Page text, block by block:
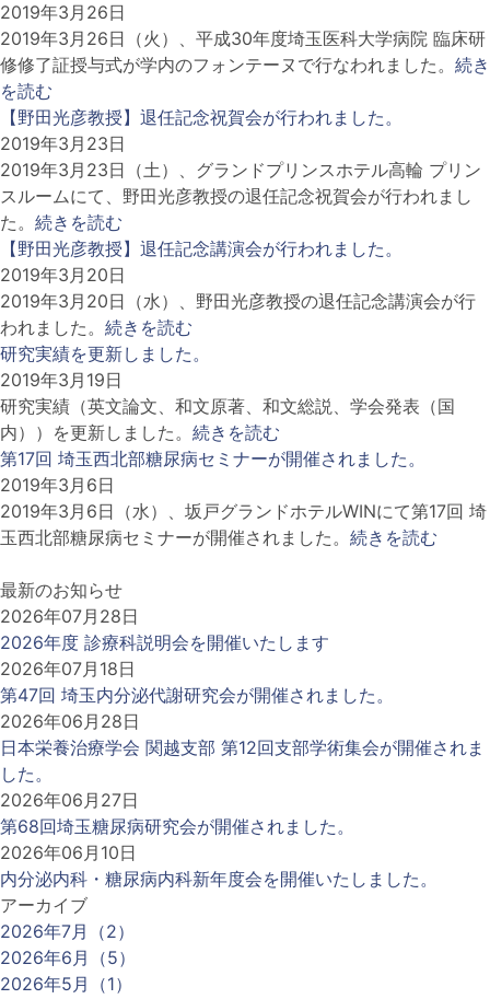
2019年3月26日
2019年3月26日（火）、平成30年度埼玉医科大学病院 臨床研
修修了証授与式が学内のフォンテーヌで行なわれました。 続き
を読む
【野田光彦教授】退任記念祝賀会が行われました。
2019年3月23日
2019年3月23日（土）、グランドプリンスホテル高輪 プリン
スルームにて、野田光彦教授の退任記念祝賀会が行われまし
た。 続きを読む
【野田光彦教授】退任記念講演会が行われました。
2019年3月20日
2019年3月20日（水）、野田光彦教授の退任記念講演会が行
われました。 続きを読む
研究実績を更新しました。
2019年3月19日
研究実績（英文論文、和文原著、和文総説、学会発表（国
内））を更新しました。 続きを読む
第17回 埼玉西北部糖尿病セミナーが開催されました。
2019年3月6日
2019年3月6日（水）、坂戸グランドホテルWINにて第17回 埼
玉西北部糖尿病セミナーが開催されました。 続きを読む
最新のお知らせ
2026年07月28日
2026年度 診療科説明会を開催いたします
2026年07月18日
第47回 埼玉内分泌代謝研究会が開催されました。
2026年06月28日
日本栄養治療学会 関越支部 第12回支部学術集会が開催されま
した。
2026年06月27日
第68回埼玉糖尿病研究会が開催されました。
2026年06月10日
内分泌内科・糖尿病内科新年度会を開催いたしました。
アーカイブ
2026年7月（2）
2026年6月（5）
2026年5月（1）